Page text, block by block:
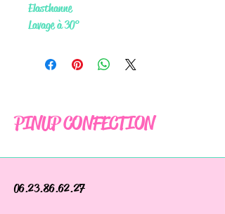
Elasthanne
Lavage à 30°
PINUP CONFECTION
06.23.86.62.27